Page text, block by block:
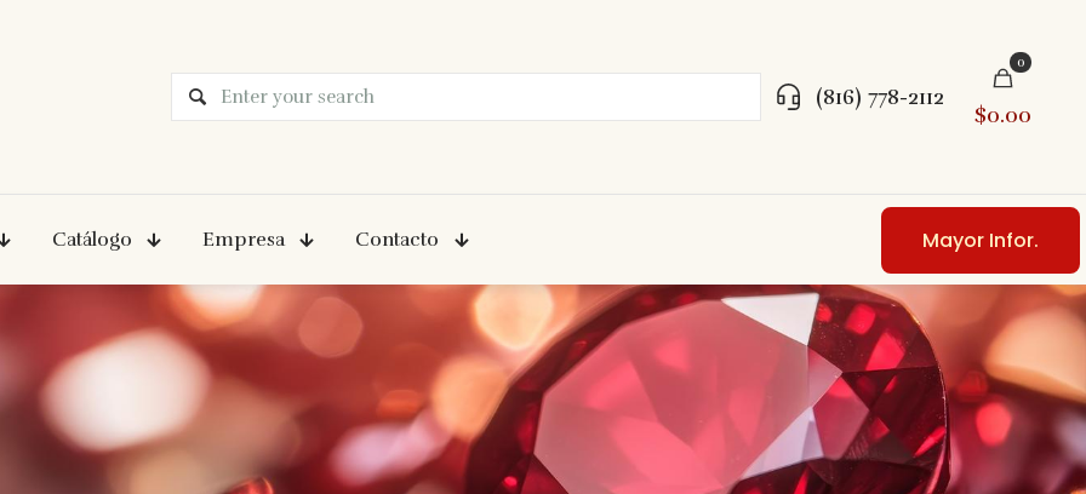
(816) 778-2112
0
$0.00
Catálogo Empresa Contacto Mayor Infor.